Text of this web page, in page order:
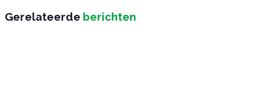
Gerelateerde berichten